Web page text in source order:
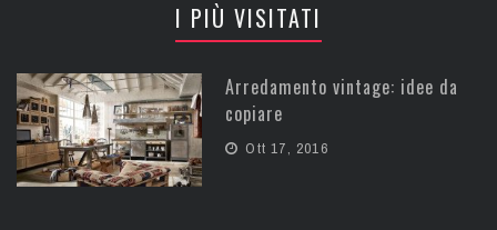
I PIÙ VISITATI
Arredamento vintage: idee da
copiare
Ott 17, 2016